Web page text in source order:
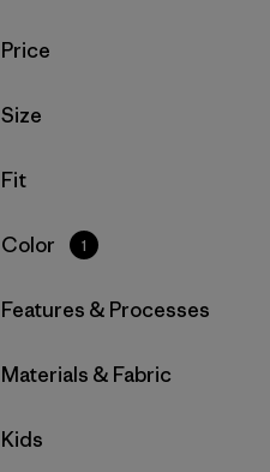
Filtrar por
Price
Filtrar por
Size
Filtrar por
Fit
Filtrar por
Color 1
Filtrar por
Features & Processes
Filtrar por
Materials & Fabric
Filtrar por
Kids